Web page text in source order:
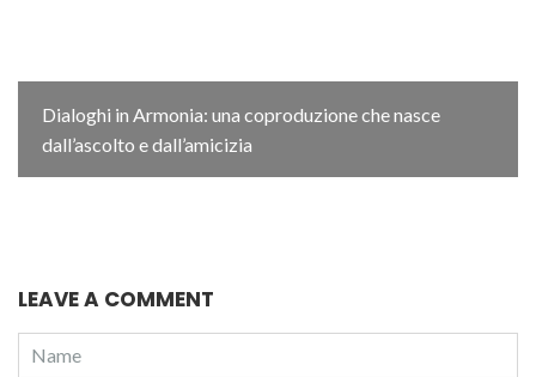
Dialoghi in Armonia: una coproduzione che nasce
dall’ascolto e dall’amicizia
LEAVE A COMMENT